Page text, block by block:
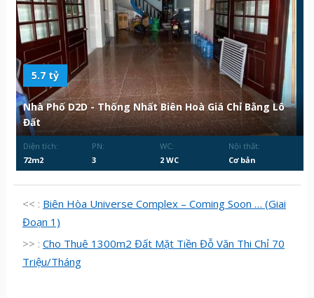
5.7 tỷ
Nhà Phố D2D - Thống Nhất Biên Hoà Giá Chỉ Bằng Lô
Đất
Diện tích:
72m2
PN:
3
WC:
2 WC
Nội thất:
Cơ bản
<< : Biên Hòa Universe Complex – Coming Soon … (Giai
Đoạn 1)
>> : Cho Thuê 1300m2 Đất Mặt Tiền Đỗ Văn Thi Chỉ 70
Triệu/Tháng